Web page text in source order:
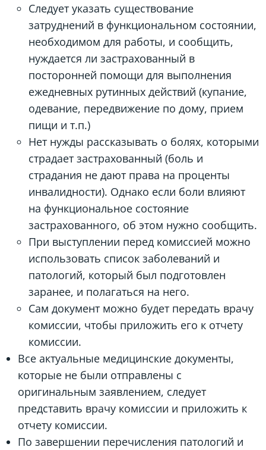
Следует указать существование
затруднений в функциональном состоянии,
необходимом для работы, и сообщить,
нуждается ли застрахованный в
посторонней помощи для выполнения
ежедневных рутинных действий (купание,
одевание, передвижение по дому, прием
пищи и т.п.)
Нет нужды рассказывать о болях, которыми
страдает застрахованный (боль и
страдания не дают права на проценты
инвалидности). Однако если боли влияют
на функциональное состояние
застрахованного, об этом нужно сообщить.
При выступлении перед комиссией можно
использовать список заболеваний и
патологий, который был подготовлен
заранее, и полагаться на него.
Сам документ можно будет передать врачу
комиссии, чтобы приложить его к отчету
комиссии.
Все актуальные медицинские документы,
которые не были отправлены с
оригинальным заявлением, следует
представить врачу комиссии и приложить к
отчету комиссии.
По завершении перечисления патологий и